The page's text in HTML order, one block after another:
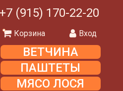
+7 (915) 170-22-20
Корзина Вход
ВЕТЧИНА
ПАШТЕТЫ
МЯСО ЛОСЯ